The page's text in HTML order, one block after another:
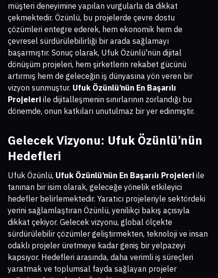
müşteri deneyimine yapılan vurgularla da dikkat
çekmektedir. Özünlü, bu projelerde çevre dostu
çözümleri entegre ederek, hem ekonomik hem de
çevresel sürdürülebilirliği bir arada sağlamayı
başarmıştır. Sonuç olarak, Ufuk Özünlü'nün dijital
dönüşüm projeleri, hem şirketlerin rekabet gücünü
artırmış hem de geleceğin iş dünyasına yön veren bir
vizyon sunmuştur. Ufuk Özünlü’nün En Başarılı
Projeleri ile dijitalleşmenin sınırlarının zorlandığı bu
dönemde, onun katkıları unutulmaz bir yer edinmiştir.
Gelecek Vizyonu: Ufuk Özünlü’nün
Hedefleri
Ufuk Özünlü, Ufuk Özünlü’nün En Başarılı Projeleri ile
tanınan bir isim olarak, geleceğe yönelik etkileyici
hedefler belirlemektedir. Yaratıcı projeleriyle sektördeki
yerini sağlamlaştıran Özünlü, yenilikçi bakış açısıyla
dikkat çekiyor. Gelecek vizyonu, global ölçekte
sürdürülebilir çözümler geliştirmekten, teknoloji ve insan
odaklı projeler üretmeye kadar geniş bir yelpazeyi
kapsıyor. Hedefleri arasında, daha verimli iş süreçleri
yaratmak ve toplumsal fayda sağlayan projeler